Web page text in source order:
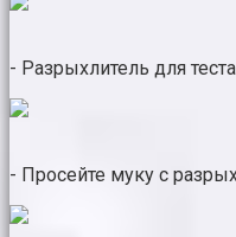
- Разрыхлитель для
- Просейте муку с